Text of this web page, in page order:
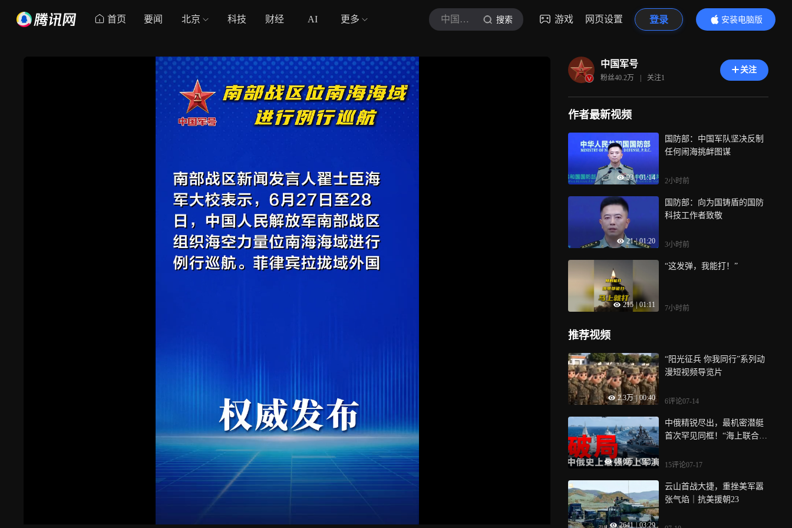
首页 要闻 北京 科技 财经 AI 更多 中国军号 搜索 游戏 网页设置 登录
安装电脑版
内容更精彩
中国军号
粉丝40.2万 | 关注1
关注
作者最新视频
93 | 01:14
国防部：中国军队坚决反制
任何闹海挑衅图谋
2小时前
21 | 01:20
国防部：向为国铸盾的国防
科技工作者致敬
3小时前
215 | 01:11
“这发弹，我能打！”
7小时前
推荐视频
2.3万 | 00:40
“阳光征兵 你我同行”系列动
漫短视频导览片
6评论07-14
18.0万 03:13
中俄精锐尽出，最机密潜艇
首次罕见同框！“海上联合-2
号？
15评论07-17
2641 | 03:29
云山首战大捷，重挫美军嚣
张气焰｜抗美援朝23